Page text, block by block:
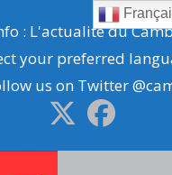
: L'actualité du
your preferred
us on Twitter